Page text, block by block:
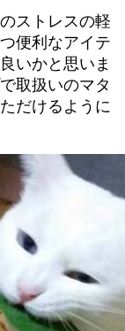
ストレスの軽
便利なアイテ
いかと思いま
取扱いのマタ
だけるように